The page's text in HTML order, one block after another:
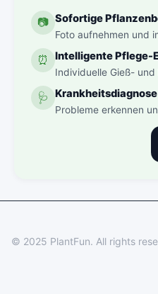
📷 Sofortige
Foto aufnehmen und
⏰ Intelligente Pflege-
Individuelle Gieß- und
🩺 Krankheitsdiagnose
Probleme erkennen
© 2025 PlantFun. All rights